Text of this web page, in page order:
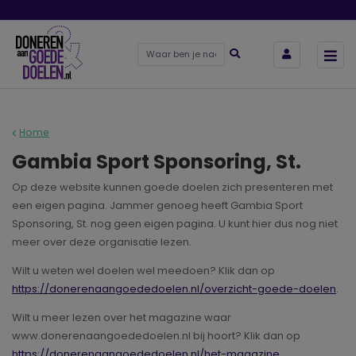
Home
Gambia Sport Sponsoring, St.
Op deze website kunnen goede doelen zich presenteren met
een eigen pagina. Jammer genoeg heeft Gambia Sport
Sponsoring, St. nog geen eigen pagina. U kunt hier dus nog niet
meer over deze organisatie lezen.
Wilt u weten wel doelen wel meedoen? Klik dan op
https://donerenaangoededoelen.nl/overzicht-goede-doelen.
Wilt u meer lezen over het magazine waar
www.donerenaangoededoelen.nl bij hoort? Klik dan op